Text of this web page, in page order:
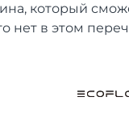
который
нет в этом